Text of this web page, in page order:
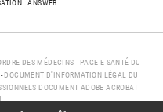
: ANSWEB
DES MÉDECINS - PAGE E-SANTÉ DU
-DOCUMENT D'INFORMATION LÉGAL DU
DOCUMENT ADOBE ACROBAT